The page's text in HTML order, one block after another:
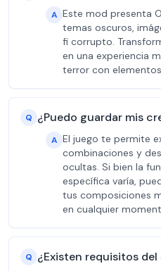
A Este mod presenta
temas oscuros,
fi corrupto.
en una experiencia
terror con
Q ¿Puedo guardar mis
A El juego te permite
combinaciones y
ocultas. Si bien la
específica varía,
tus composiciones
en cualquier
Q ¿Existen requisitos